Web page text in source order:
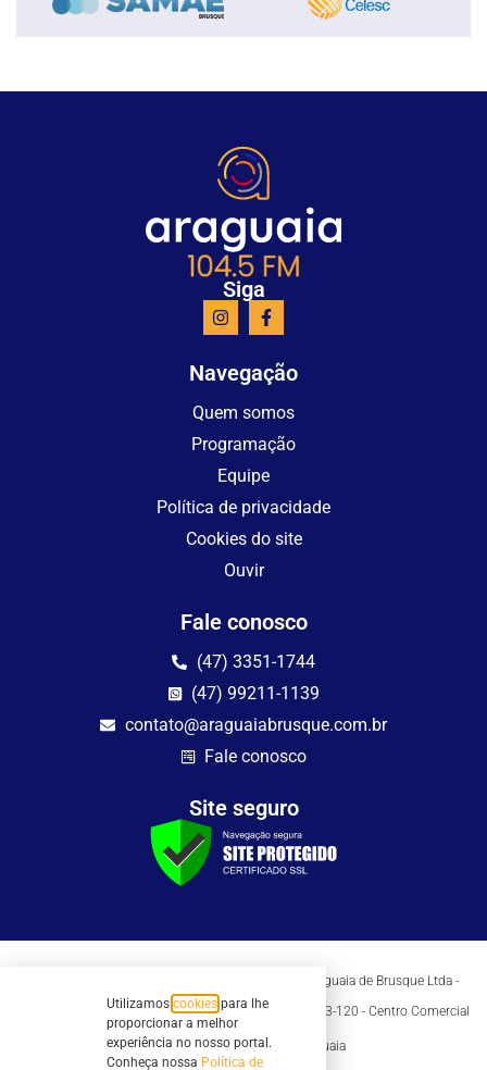
Siga
Navegação
Quem somos
Programação
Equipe
Política de privacidade
Cookies do site
Ouvir
Fale conosco
(47) 3351-1744
(47) 99211-1139
contato@araguaiabrusque.com.br
Fale conosco
Site seguro
Todos os direitos reservados - Sociedade Rádio Araguaia de Brusque Ltda -
CNPJ 82.983.230/0001-82
Mathilde Hoffmann, 66 - Centro II, Brusque, SC - 88353-120 - Centro Comercial
Geschäftshaus - Sl 21/22
Copyright © 2026 | Rádio Araguaia
Utilizamos cookies para lhe
proporcionar a melhor
experiência no nosso portal.
Conheça nossa Política de